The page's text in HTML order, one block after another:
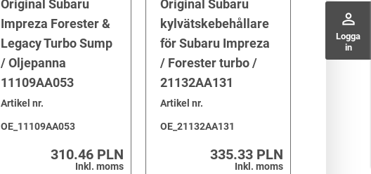
perm_identity
Logga
in
Original Subaru
Impreza Forester &
Legacy Turbo Sump
/ Oljepanna
11109AA053
Artikel nr.
OE_11109AA053
310.46 PLN
Inkl. moms
Original Subaru
kylvätskebehållare
för Subaru Impreza
/ Forester turbo /
21132AA131
Artikel nr.
OE_21132AA131
335.33 PLN
Inkl. moms